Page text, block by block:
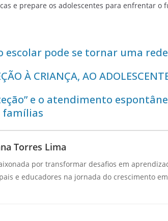
e prepare os adolescentes para enfrentar o
escolar pode se tornar uma
À CRIANÇA, AO
e o atendimento
famílias
Torres Lima
por transformar desafios em
e educadores na jornada do crescimento